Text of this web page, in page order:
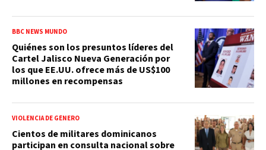
BBC NEWS MUNDO
Quiénes son los presuntos líderes del
Cartel Jalisco Nueva Generación por
los que EE.UU. ofrece más de US$100
millones en recompensas
VIOLENCIA DE GÉNERO
Cientos de militares dominicanos
participan en consulta nacional sobre